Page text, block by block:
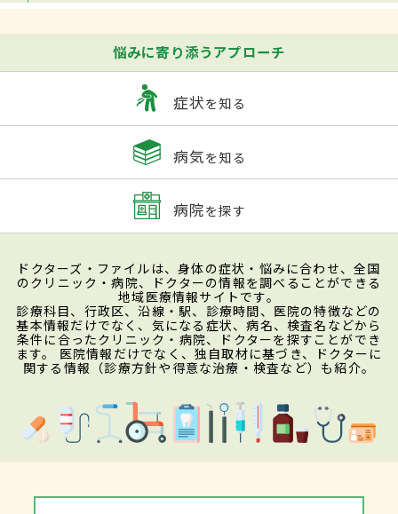
悩みに寄り添うアプローチ
症状を知る
病気を知る
病院を探す
ドクターズ・ファイルは、身体の症状・悩みに合わせ、全国
のクリニック・病院、ドクターの情報を調べることができる
地域医療情報サイトです。
診療科目、行政区、沿線・駅、診療時間、医院の特徴などの
基本情報だけでなく、気になる症状、病名、検査名などから
条件に合ったクリニック・病院、ドクターを探すことができ
ます。 医院情報だけでなく、独自取材に基づき、ドクターに
関する情報（診療方針や得意な治療・検査など）も紹介。